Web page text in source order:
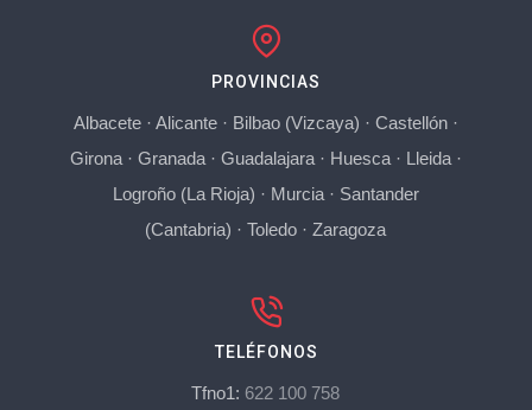
PROVINCIAS
Albacete· Alicante· Bilbao (Vizcaya) · Castellón·
Girona· Granada· Guadalajara· Huesca· Lleida·
Logroño (La Rioja) · Murcia· Santander
(Cantabria) ·Toledo ·Zaragoza
TELÉFONOS
Tfno1: 622 100 758